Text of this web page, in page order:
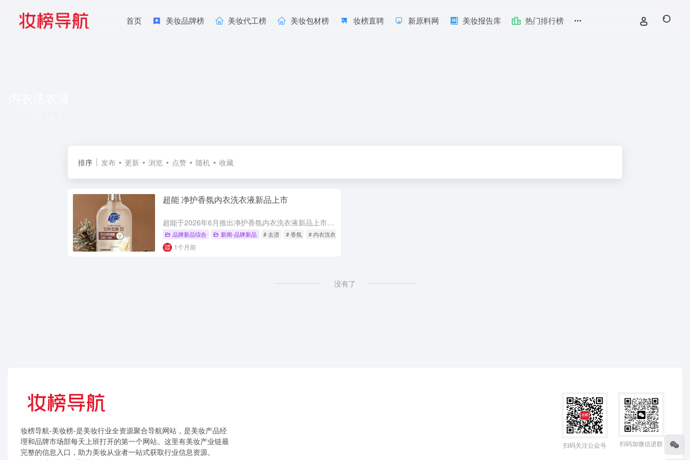
首页 美妆品牌榜 美妆代工榜 美妆包材榜 妆榜直聘 新原料网 美妆报告库 热门排行榜
排序 发布 更新 浏览 点赞 随机 收藏
超能 净护香氛内衣洗衣液新品上市
超能于2026年6月推出净护香氛内衣洗衣液新品上市，专为女性贴身衣物设计，精准解决血渍、异味、细菌三大清洁痛点。核心采用北欧生物酵素，10秒快速分解经血、分泌物等蛋白类顽固污渍，减少揉搓磨损面料。同时...
品牌新品综合 新闻-品牌新品 # 去渍 # 香氛 # 内衣洗衣液
1个月前
没有了
妆榜导航-美妆榜-是美妆行业全资源聚合导航网站，是美妆产品经
理和品牌市场部每天上班打开的第一个网站。这里有美妆产业链最
完整的信息入口，助力美妆从业者一站式获取行业信息资源。
扫码关注公众号 扫码加微信进群